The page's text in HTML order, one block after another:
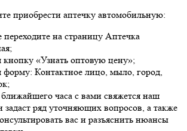
приобрести аптечку автомобильную:
переходите на страницу Аптечка
«Узнать оптовую цену»;
форму: Контактное лицо, мыло, город,
часа с вами свяжется наш
задаст ряд уточняющих вопросов, а также
вас и разъяснить нюансы